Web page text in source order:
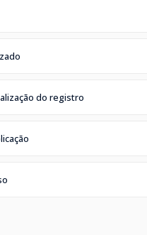
do registro